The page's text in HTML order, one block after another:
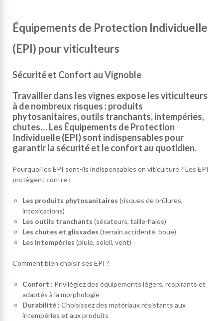
Équipements de Protection Individuelle
(EPI) pour viticulteurs
Sécurité et Confort au Vignoble
Travailler dans les vignes expose les viticulteurs
à de nombreux risques : produits
phytosanitaires, outils tranchants, intempéries,
chutes… Les Équipements de Protection
Individuelle (EPI) sont indispensables pour
garantir la sécurité et le confort au quotidien.
Pourquoi les EPI sont-ils indispensables en viticulture ? Les EPI
protègent contre :
Les produits phytosanitaires (risques de brûlures,
intoxications)
Les outils tranchants (sécateurs, taille-haies)
Les chutes et glissades (terrain accidenté, boue)
Les intempéries (pluie, soleil, vent)
Comment bien choisir ses EPI ?
Confort : Privilégiez des équipements légers, respirants et
adaptés à la morphologie
Durabilité : Choisissez des matériaux résistants aux
intempéries et aux produits